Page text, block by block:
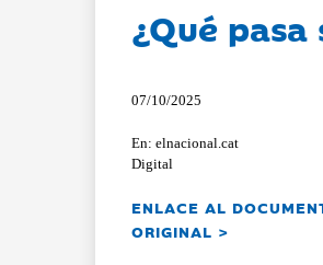
¿Qué
07/10/2025
En: elnacional.cat
Digital
ENLACE AL
ORIGINAL >